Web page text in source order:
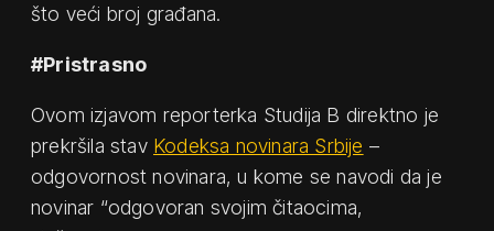
što veći broj građana.
#Pristrasno
Ovom izjavom reporterka Studija B direktno je
prekršila stav Kodeksa novinara Srbije –
odgovornost novinara, u kome se navodi da je
novinar “odgovoran svojim čitaocima,